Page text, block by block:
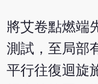
將艾卷點燃端
測試，至局部
平行往復迴旋